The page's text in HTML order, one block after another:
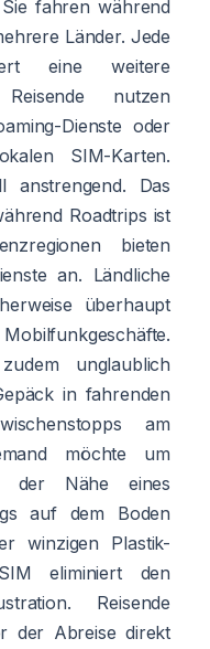
fahren während
Länder. Jede
eine weitere
Reisende nutzen
Dienste oder
SIM-Karten.
anstrengend. Das
Roadtrips ist
bieten
an. Ländliche
überhaupt
unglaublich
in fahrenden
am
möchte um
der Nähe eines
auf dem Boden
winzigen Plastik-
eliminiert den
Reisende
der Abreise direkt